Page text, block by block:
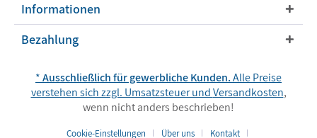
Informationen
Bezahlung
*Ausschließlich für gewerbliche Kunden.Alle Preise
verstehen sich zzgl. Umsatzsteuer undVersandkosten,
wenn nicht anders beschrieben!
Cookie-Einstellungen Über uns
Kontakt